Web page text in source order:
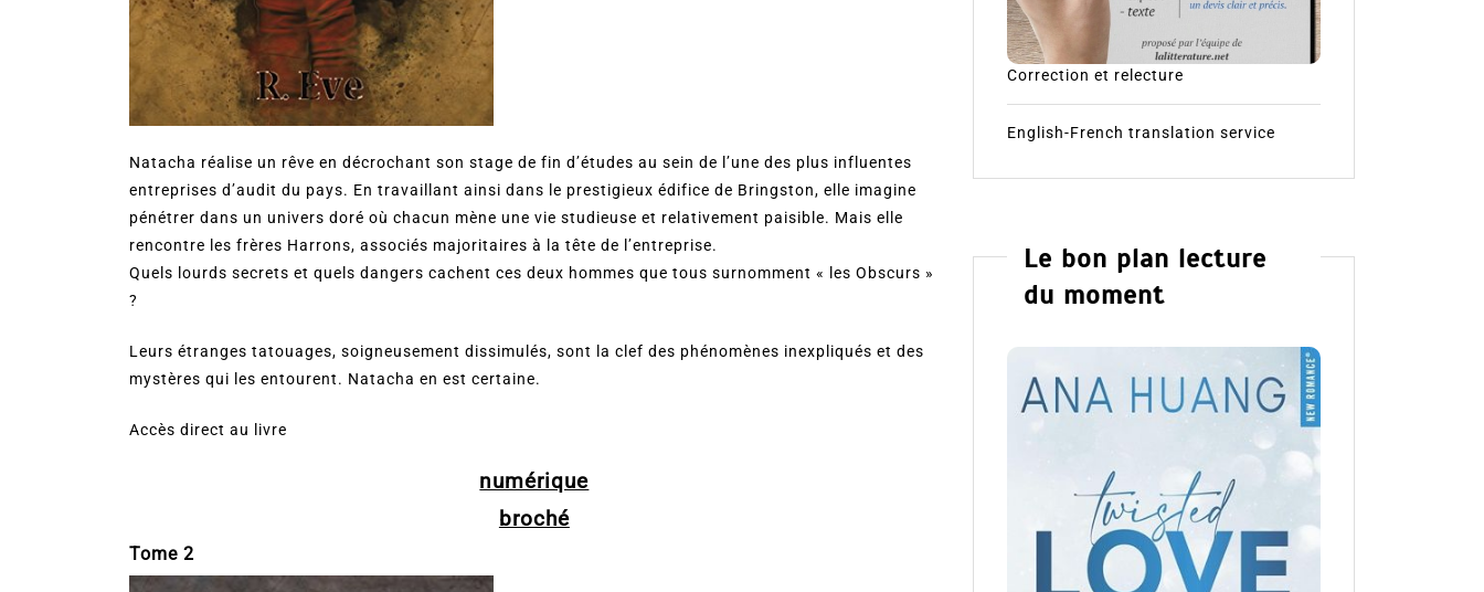
Natacha réalise un rêve en décrochant son stage de fin d’études au sein de l’une des plus influentes
entreprises d’audit du pays. En travaillant ainsi dans le prestigieux édifice de Bringston, elle imagine
pénétrer dans un univers doré où chacun mène une vie studieuse et relativement paisible. Mais elle
rencontre les frères Harrons, associés majoritaires à la tête de l’entreprise.
Quels lourds secrets et quels dangers cachent ces deux hommes que tous surnomment « les Obscurs »
?
Leurs étranges tatouages, soigneusement dissimulés, sont la clef des phénomènes inexpliqués et des
mystères qui les entourent. Natacha en est certaine.
Accès direct au livre
numérique
broché
Tome 2
Correction et relecture
English-French translation service
Le bon plan lecture
du moment